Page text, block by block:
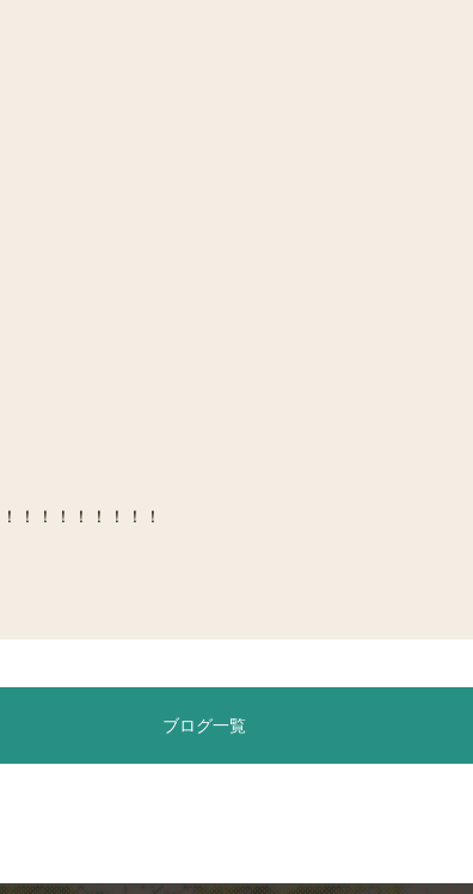
！！！！！！！！
ブログ一覧